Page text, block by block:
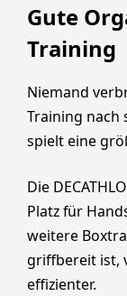
Gute
Training
Niemand
Training nach
spielt eine
Die
Platz für
weitere
griffbereit ist,
effizienter.